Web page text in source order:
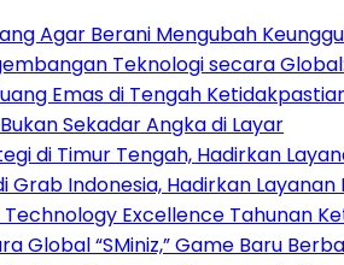
Agar Berani Mengubah
Teknologi secara
Emas di Tengah
Sekadar Angka di Layar
di Timur Tengah, Hadirkan
Grab Indonesia, Hadirkan
Excellence Tahunan
Global “SMiniz,” Game Baru